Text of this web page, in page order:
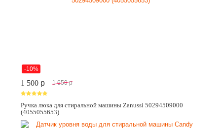
-10%
1 500 p 1 650 p
Ручка люка для стиральной машины Zanussi 50294509000
(4055055653)